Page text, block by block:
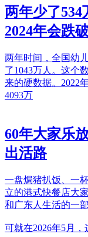
两年少了534
2024年会跌
两年时间，全国幼
了1043万人。这个
来的硬数据。2022
4093万
60年大家乐
出活路
一盘焗猪扒饭、一
立的港式快餐店大
和广东人生活的一部
可就在2026年5月